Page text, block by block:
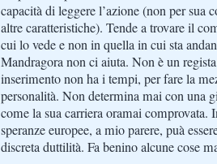
capacità di leggere l’azione (non per sua
altre caratteristiche). Tende a trovare il
cui lo vede e non in quella in cui sta
Mandragora non ci aiuta. Non è un
inserimento non ha i tempi, per fare la
personalità. Non determina mai con una
come la sua carriera oramai comprovata.
speranze europee, a mio parere, puà
discreta duttilità. Fa benino alcune cose